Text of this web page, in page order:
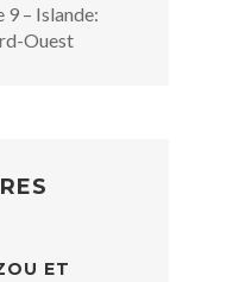
9 – Islande:
Ouest
ET